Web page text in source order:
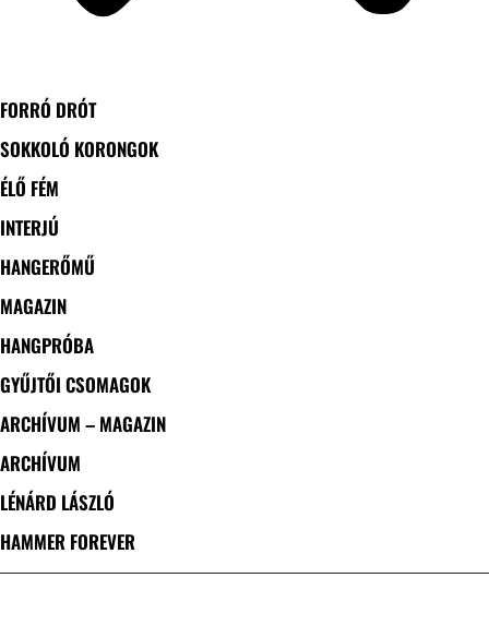
FORRÓ DRÓT
SOKKOLÓ KORONGOK
ÉLŐ FÉM
INTERJÚ
HANGERŐMŰ
MAGAZIN
HANGPRÓBA
GYŰJTŐI CSOMAGOK
ARCHÍVUM – MAGAZIN
ARCHÍVUM
LÉNÁRD LÁSZLÓ
HAMMER FOREVER